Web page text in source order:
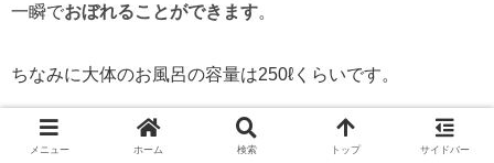
一瞬でおぼれることができます。
ちなみに大体のお風呂の容量は250ℓくらいです。
メニュー ホーム 検索 トップ サイドバー